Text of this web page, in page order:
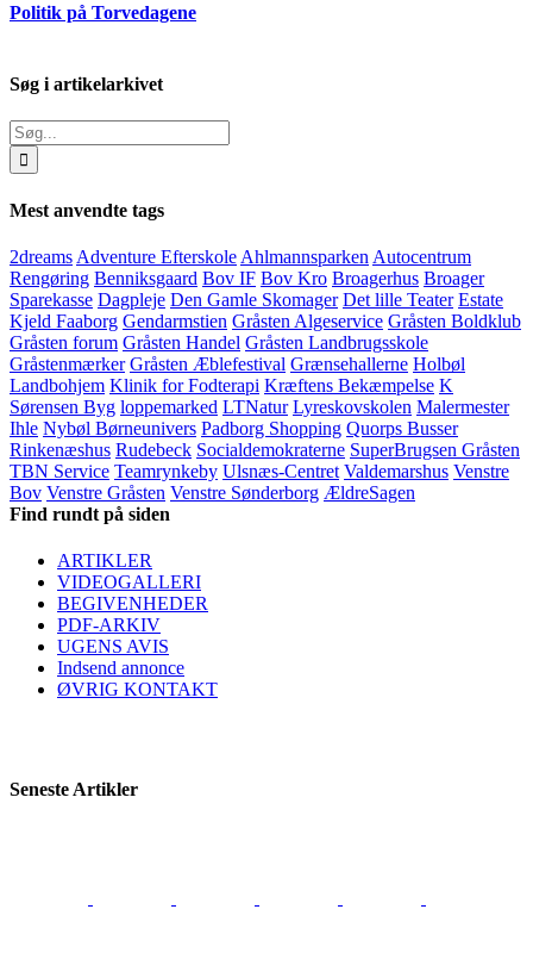
Politik på Torvedagene
Søg i artikelarkivet
Søg
efter:
Mest anvendte tags
2dreams Adventure Efterskole Ahlmannsparken Autocentrum
Rengøring Benniksgaard Bov IF Bov Kro Broagerhus Broager
Sparekasse Dagpleje Den Gamle Skomager Det lille Teater Estate
Kjeld Faaborg Gendarmstien Gråsten Algeservice Gråsten Boldklub
Gråsten forum Gråsten Handel Gråsten Landbrugsskole
Gråstenmærker Gråsten Æblefestival Grænsehallerne Holbøl
Landbohjem Klinik for Fodterapi Kræftens Bekæmpelse K
Sørensen Byg loppemarked LTNatur Lyreskovskolen Malermester
Ihle Nybøl Børneunivers Padborg Shopping Quorps Busser
Rinkenæshus Rudebeck Socialdemokraterne SuperBrugsen Gråsten
TBN Service Teamrynkeby Ulsnæs-Centret Valdemarshus Venstre
Bov Venstre Gråsten Venstre Sønderborg ÆldreSagen
Find rundt på siden
ARTIKLER
VIDEOGALLERI
BEGIVENHEDER
PDF-ARKIV
UGENS AVIS
Indsend annonce
ØVRIG KONTAKT
Seneste Artikler